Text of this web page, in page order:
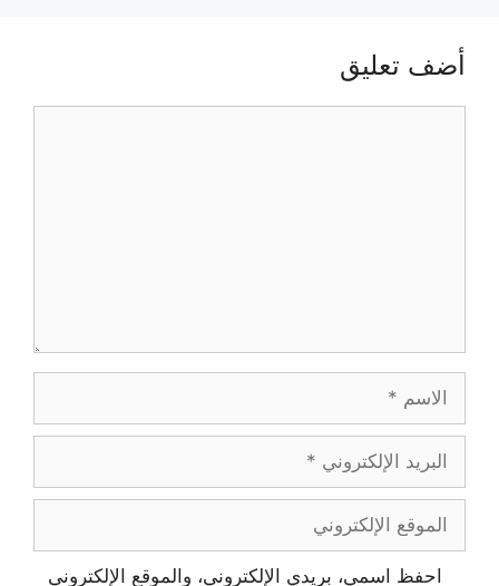
أضف تعليق
احفظ اسمي، بريدي الإلكتروني، والموقع الإلكتروني